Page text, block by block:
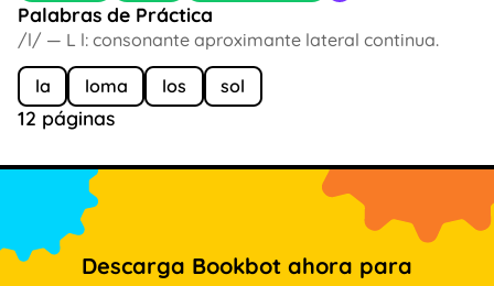
Palabras de Práctica
/l/ — L l: consonante aproximante lateral continua.
la loma los sol
12 páginas
Descarga Bookbot ahora para